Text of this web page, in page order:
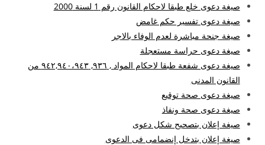
صيغة دعوى خلع طبقا لاحكام القانون رقم 1 لسنة 2000
صيغة دعوى تفسير حكم غامض
صيغة جنحة مباشرة لعدم الوفاء بالاجر
صيغة دعوى حراسة مستعجلة
صيغة دعوى شفعة طبقا لاحكام المواد , ۹۳٦, ۹٤۲,۹٤۰،۹٤۳ من
القانون المدنى
صيغة دعوى صحة توقيع
صيغة دعوى صحة ونفاذ
صيغة إعلان بتصحيح شكل دعوى
صيغة إعلان بتدخل إنضمامى فى الدعوى